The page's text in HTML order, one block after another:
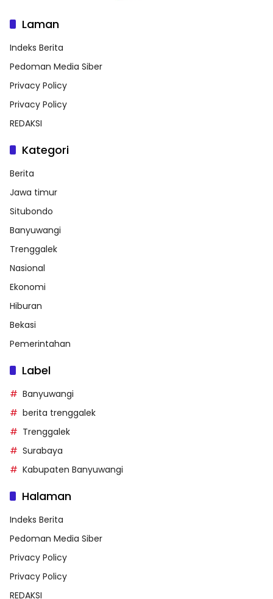
Laman
Indeks Berita
Pedoman Media Siber
Privacy Policy
Privacy Policy
REDAKSI
Kategori
Berita
Jawa timur
Situbondo
Banyuwangi
Trenggalek
Nasional
Ekonomi
Hiburan
Bekasi
Pemerintahan
Label
Banyuwangi
berita trenggalek
Trenggalek
Surabaya
Kabupaten Banyuwangi
Halaman
Indeks Berita
Pedoman Media Siber
Privacy Policy
Privacy Policy
REDAKSI